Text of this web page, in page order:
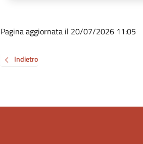
Pagina aggiornata il 20/07/2026 11:05
Indietro